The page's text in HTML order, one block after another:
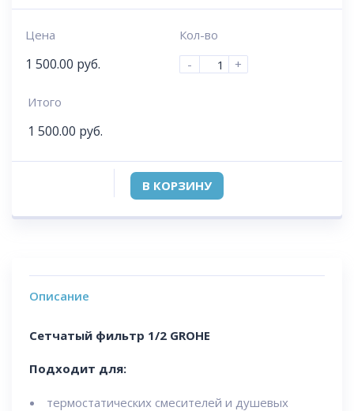
Цена
1 500.00 руб.
Кол-во
-
+
Итого
1 500.00 руб.
В КОРЗИНУ
Описание
Сетчатый фильтр 1/2 GROHE
Подходит для:
термостатических смесителей и душевых